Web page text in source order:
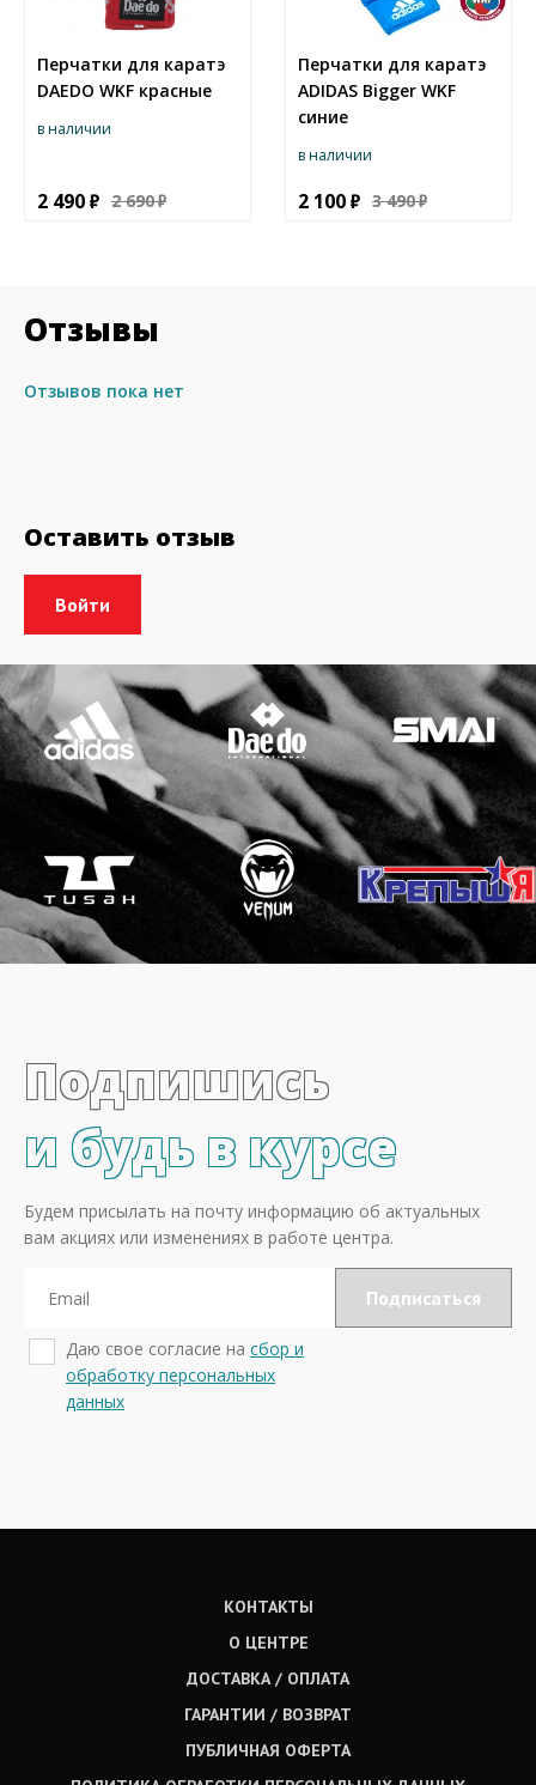
Перчатки для каратэ
DAEDO WKF красные
в наличии
2 490 2 690
Перчатки для каратэ
ADIDAS Bigger WKF
синие
в наличии
2 100 3 490
Отзывы
Отзывов пока нет
Оставить отзыв
Подпишись
и будь в курсе
Будем присылать на почту информацию об актуальных
вам акциях или изменениях в работе центра.
Даю свое согласие на сбор и
обработку персональных
данных
КОНТАКТЫ
О ЦЕНТРЕ
ДОСТАВКА / ОПЛАТА
ГАРАНТИИ / ВОЗВРАТ
ПУБЛИЧНАЯ ОФЕРТА